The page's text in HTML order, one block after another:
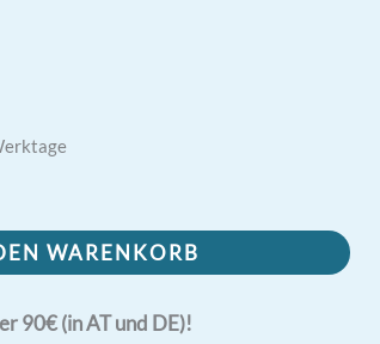
WARENKORB
90€ (in AT und DE)!